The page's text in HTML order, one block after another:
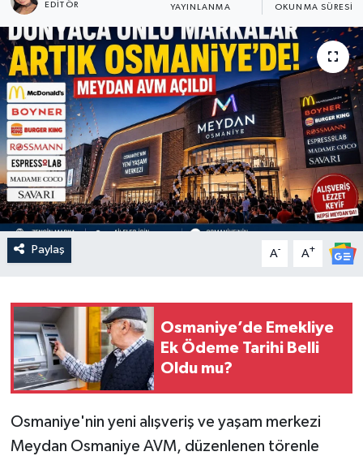
EDITÖR YAYINLANMA OKUNMA SÜRESI
Paylaş A- A+
Osmaniye’de Emekliye
Ek Ödeme Tarihi Belli
Oldu mu?
Osmaniye'nin yeni alışveriş ve yaşam merkezi
Meydan Osmaniye AVM, düzenlenen törenle